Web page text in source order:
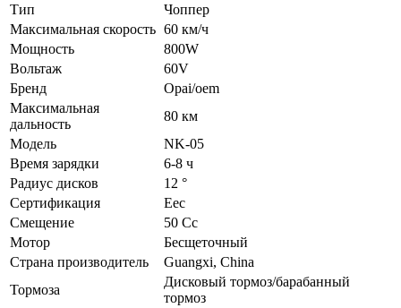
Тип
Чоппер
Максимальная скорость 60 км/ч
Мощность
800W
Вольтаж
60V
Бренд
Opai/oem
Максимальная
дальность
80 км
Модель
NK-05
Время зарядки
6-8 ч
Радиус дисков
12 °
Сертификация
Eec
Смещение
50 Cc
Мотор
Бесщеточный
Страна производитель
Guangxi, China
Тормоза
Дисковый тормоз/барабанный
тормоз